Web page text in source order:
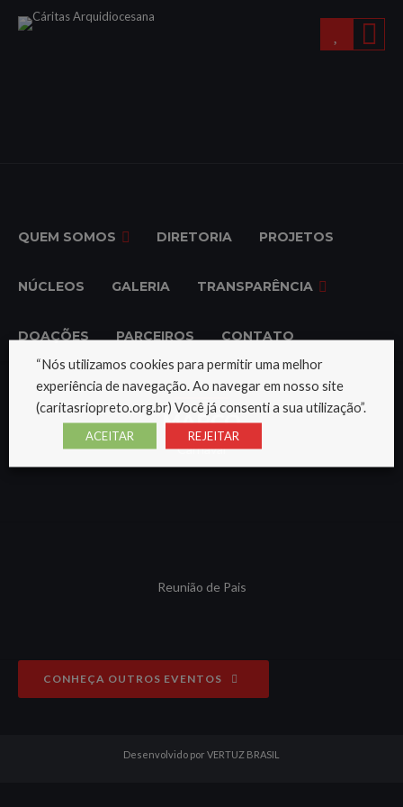
QUEM SOMOS DIRETORIA PROJETOS
NÚCLEOS GALERIA TRANSPARÊNCIA
DOAÇÕES PARCEIROS CONTATO
MARÇO
Carnaval
Reunião de Pais
CONHEÇA OUTROS EVENTOS
Desenvolvido por VERTUZ BRASIL
“Nós utilizamos cookies para permitir uma melhor
experiência de navegação. Ao navegar em nosso site
(caritasriopreto.org.br) Você já consenti a sua utilização”.
ACEITAR REJEITAR